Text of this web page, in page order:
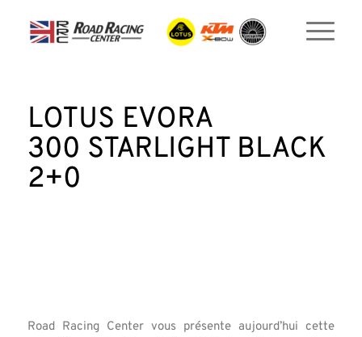
LOTUS EVORA
300 STARLIGHT BLACK
2+0
Road Racing Center vous présente aujourd’hui cette